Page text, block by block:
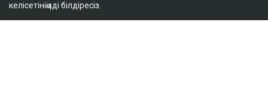
келісетініңізді білдіресіз.